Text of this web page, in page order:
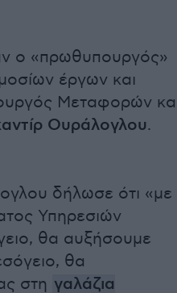
ο «πρωθυπουργός»
έργων και
Μεταφορών
Ουράλογλου.
δήλωσε ότι «με
Υπηρεσιών
θα αυξήσουμε
θα
στη γαλάζια